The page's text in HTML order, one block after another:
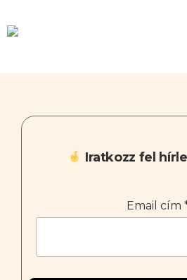
Iratkozz fel
Email cím